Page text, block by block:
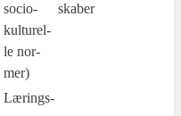
socio-
kul­tu­rel­
le nor­
mer)
ska­ber
Lærings­